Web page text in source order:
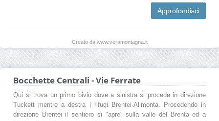
Approfondisci
Creato da www.veramontagna.it
Bocchette Centrali - Vie Ferrate
Qui si trova un primo bivio dove a sinistra si procede in direzione
Tuckett mentre a destra i rifugi Brentei-Alimonta. Procedendo in
direzione Brentei il sentiero si "apre" sulla valle del Brenta ed a